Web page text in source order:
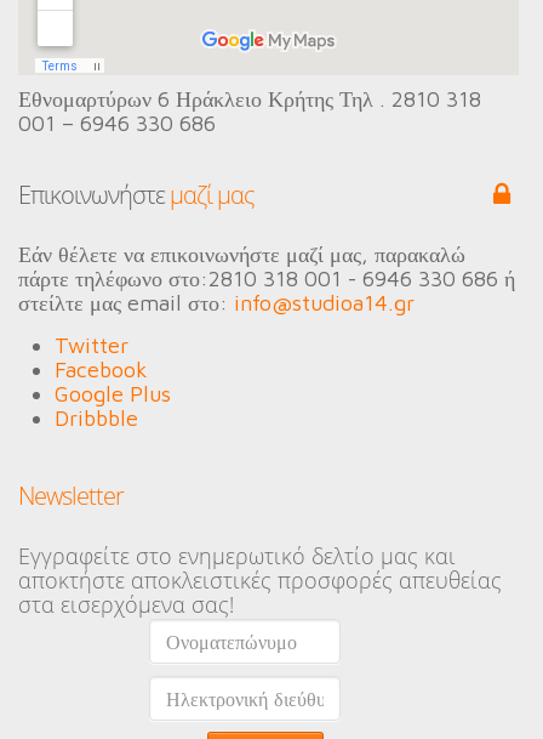
Εθνομαρτύρων 6 Ηράκλειο Κρήτης Τηλ . 2810 318
001 – 6946 330 686
Eπικοινωνήστε μαζί μας
Εάν θέλετε να επικοινωνήστε μαζί μας, παρακαλώ
πάρτε τηλέφωνο στο:2810 318 001 - 6946 330 686 ή
στείλτε μας email στο: info@studioa14.gr
Twitter
Facebook
Google Plus
Dribbble
Newsletter
Εγγραφείτε στο ενημερωτικό δελτίο μας και
αποκτήστε αποκλειστικές προσφορές απευθείας
στα εισερχόμενα σας!